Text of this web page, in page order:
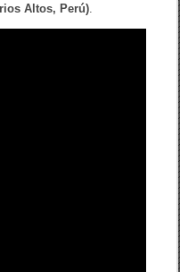
Altos, Perú)